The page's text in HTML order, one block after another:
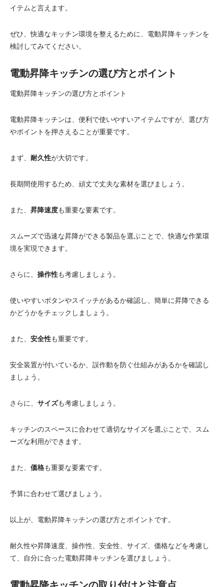
イテムと言えます。
ぜひ、快適なキッチン環境を整えるために、電動昇降キッチンを
検討してみてください。
電動昇降キッチンの選び方とポイント
電動昇降キッチンの選び方とポイント
電動昇降キッチンは、便利で使いやすいアイテムですが、選び方
やポイントを押さえることが重要です。
まず、 耐久性が大切です。
長期間使用するため、頑丈で丈夫な素材を選びましょう。
また、 昇降速度も重要な要素です。
スムーズで迅速な昇降ができる製品を選ぶことで、快適な作業環
境を実現できます。
さらに、 操作性も考慮しましょう。
使いやすいボタンやスイッチがあるか確認し、簡単に昇降できる
かどうかをチェックしましょう。
また、 安全性も重要です。
安全装置が付いているか、誤作動を防ぐ仕組みがあるかを確認し
ましょう。
さらに、 サイズも考慮しましょう。
キッチンのスペースに合わせて適切なサイズを選ぶことで、スム
ーズな利用ができます。
また、 価格も重要な要素です。
予算に合わせて選びましょう。
以上が、電動昇降キッチンの選び方とポイントです。
耐久性や昇降速度、操作性、安全性、サイズ、価格などを考慮し
て、自分に合った電動昇降キッチンを選びましょう。